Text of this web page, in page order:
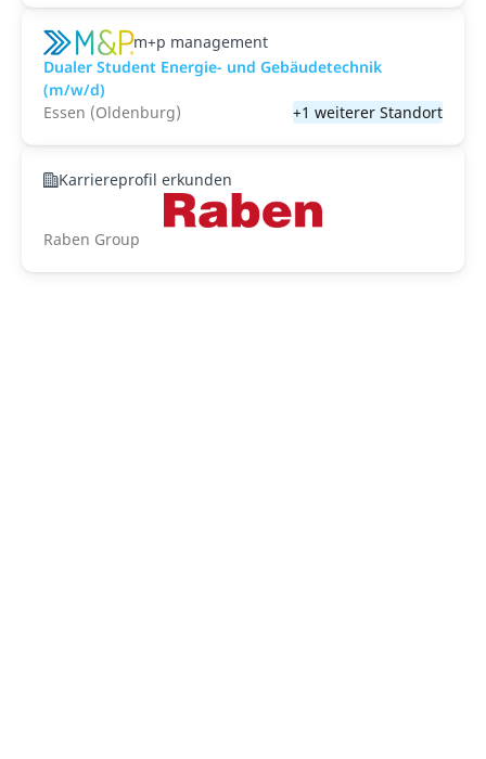
m+p management
Dualer Student Energie- und Gebäudetechnik
(m/w/d)
Essen (Oldenburg)
+1 weiterer Standort
Karriereprofil erkunden
Raben Group